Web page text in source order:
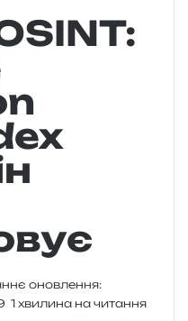
оновлення:
1 хвилина на читання